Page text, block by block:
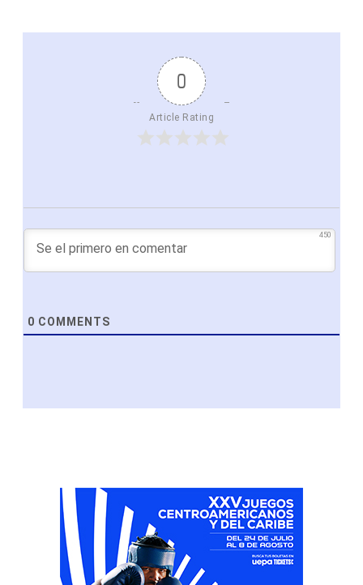
0
Article Rating
450
0 COMMENTS